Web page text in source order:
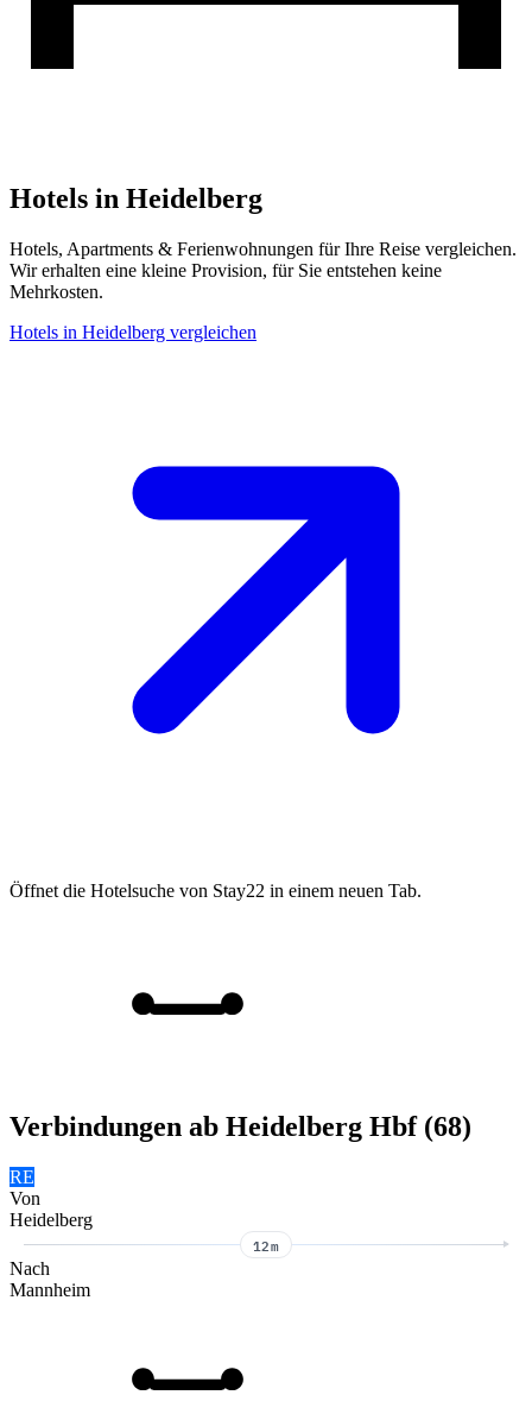
Hotels in Heidelberg
Hotels, Apartments & Ferienwohnungen für Ihre Reise vergleichen.
Wir erhalten eine kleine Provision, für Sie entstehen keine
Mehrkosten.
Hotels in Heidelberg vergleichen
Öffnet die Hotelsuche von Stay22 in einem neuen Tab.
Verbindungen ab Heidelberg Hbf (68)
RE
Von
Heidelberg
12m
Nach
Mannheim